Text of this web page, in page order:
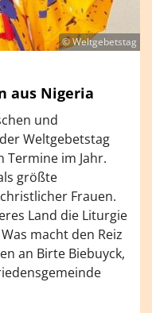
© Weltgebetstag
aus Nigeria
und
Weltgebetstag
Termine im Jahr.
größte
Frauen.
Land die Liturgie
macht den Reiz
an Birte Biebuyck,